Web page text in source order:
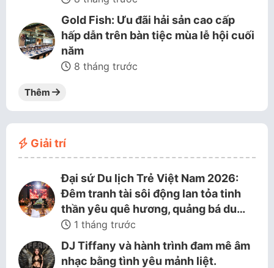
Gold Fish: Ưu đãi hải sản cao cấp
hấp dẫn trên bàn tiệc mùa lễ hội cuối
năm
8 tháng trước
Thêm
Giải trí
Đại sứ Du lịch Trẻ Việt Nam 2026:
Đêm tranh tài sôi động lan tỏa tinh
thần yêu quê hương, quảng bá du…
1 tháng trước
DJ Tiffany và hành trình đam mê âm
nhạc bằng tình yêu mảnh liệt.